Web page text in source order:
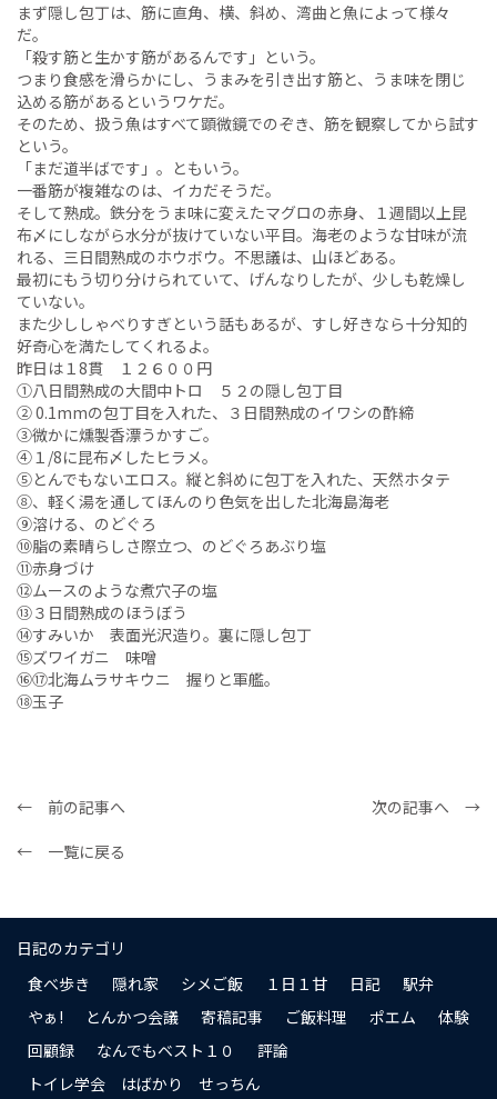
まず隠し包丁は、筋に直角、横、斜め、湾曲と魚によって様々
だ。
「殺す筋と生かす筋があるんです」という。
つまり食感を滑らかにし、うまみを引き出す筋と、うま味を閉じ
込める筋があるというワケだ。
そのため、扱う魚はすべて顕微鏡でのぞき、筋を観察してから試す
という。
「まだ道半ばです」。ともいう。
一番筋が複雑なのは、イカだそうだ。
そして熟成。鉄分をうま味に変えたマグロの赤身、１週間以上昆
布〆にしながら水分が抜けていない平目。海老のような甘味が流
れる、三日間熟成のホウボウ。不思議は、山ほどある。
最初にもう切り分けられていて、げんなりしたが、少しも乾燥し
ていない。
また少ししゃべりすぎという話もあるが、すし好きなら十分知的
好奇心を満たしてくれるよ。
昨日は１8貫 １２６００円
①八日間熟成の大間中トロ ５２の隠し包丁目
② 0.1mmの包丁目を入れた、３日間熟成のイワシの酢締
③微かに燻製香漂うかすご。
④１/8に昆布〆したヒラメ。
⑤とんでもないエロス。縦と斜めに包丁を入れた、天然ホタテ
⑧、軽く湯を通してほんのり色気を出した北海島海老
⑨溶ける、のどぐろ
⑩脂の素晴らしさ際立つ、のどぐろあぶり塩
⑪赤身づけ
⑫ムースのような煮穴子の塩
⑬３日間熟成のほうぼう
⑭すみいか 表面光沢造り。裏に隠し包丁
⑮ズワイガニ 味噌
⑯⑰北海ムラサキウニ 握りと軍艦。
⑱玉子
← 前の記事へ
次の記事へ →
← 一覧に戻る
日記のカテゴリ
食べ歩き
隠れ家 シメご飯 １日１甘 日記
駅弁
やぁ!
とんかつ会議 寄稿記事 ご飯料理 ポエム
体験
回顧録
なんでもベスト１０
評論
トイレ学会 はばかり せっちん